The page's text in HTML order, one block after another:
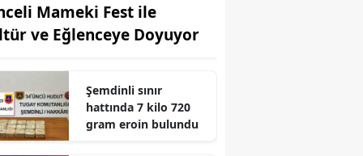
Çanakkale
Çankırı
Denizli
Mameki Fest ile
ve Eğlenceye Doyuyor
Şemdinli sınır
hattında 7 kilo 720
gram eroin bulundu